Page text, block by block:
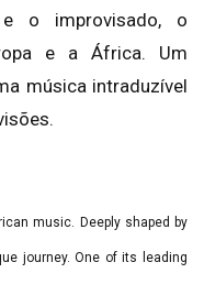
o improvisado, o
e a África. Um
música intraduzível
music. Deeply shaped by
journey. One of its leading